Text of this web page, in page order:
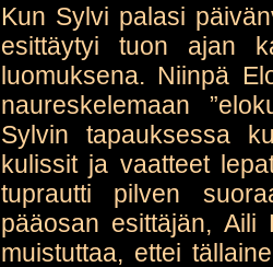
Kun Sylvi palasi
esittäytyi tuon ajan
luomuksena. Niinpä
naureskelemaan
Sylvin tapauksessa
kulissit ja vaatteet
tuprautti pilven
pääosan esittäjän, Aili
muistuttaa, ettei